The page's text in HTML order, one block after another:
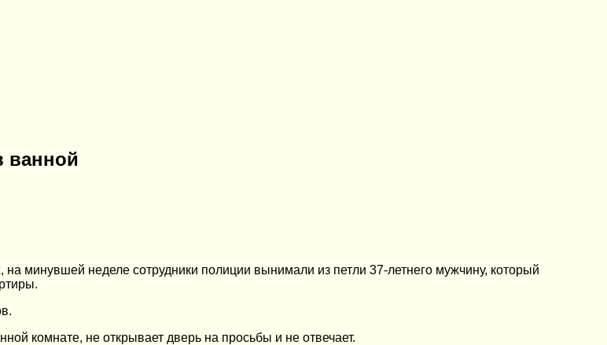
ванной
на минувшей неделе сотрудники полиции вынимали из петли 37-летнего мужчину, который
комнате, не открывает дверь на просьбы и не отвечает.